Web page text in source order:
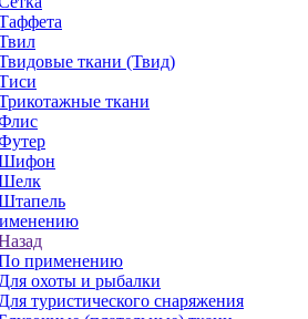
ткани (Твид)
ткани
применению
Для охоты и рыбалки
Для туристического снаряжения